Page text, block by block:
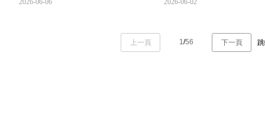
2026-06-06 2026-06-02
上一頁 1/56 下一頁